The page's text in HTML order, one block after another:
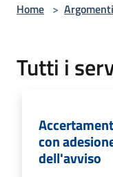
Home > Argomenti
Tutti i
con
dell'avviso